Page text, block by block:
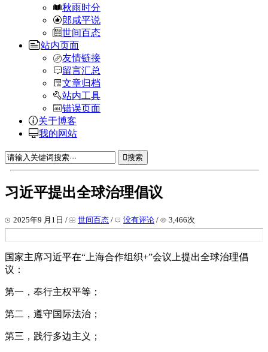
秋雨时分
郎咸平说
世间百态
站内页面
友情链接
留言汇总
文章归档
站内工具
错误页面
关于博客
我的网站
搜索
习近平提出全球治理倡议
2025年9 月1日 / 世间百态 / 没有评论 / 3,466次
国家主席习近平在“上海合作组织+”会议上提出全球治理倡
议：
第一，奉行主权平等；
第二，遵守国际法治；
第三，践行多边主义；